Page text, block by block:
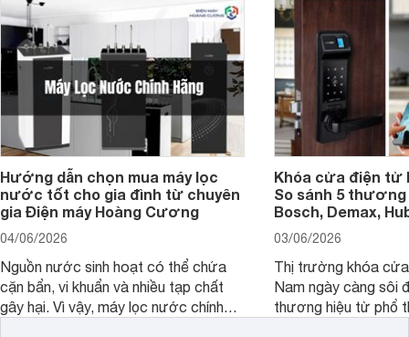
Hướng dẫn chọn mua máy lọc
nước tốt cho gia đình từ chuyên
gia Điện máy Hoàng Cương
04/06/2026
Nguồn nước sinh hoạt có thể chứa
cặn bẩn, vi khuẩn và nhiều tạp chất
gây hại. Vì vậy, máy lọc nước chính
Khóa cửa điện tử
So sánh 5 thương
Bosch, Demax,
03/06/2026
Thị trường khóa
Nam ngày càng sôi
thương hiệu từ phổ